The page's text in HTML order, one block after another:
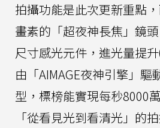
拍攝功能是此次更新重點
畫素的「超夜神長焦」鏡
尺寸感光元件，進光量提
由「AIMAGE夜神引擎」驅
型，標榜能實現每秒8000
「從看見光到看清光」的